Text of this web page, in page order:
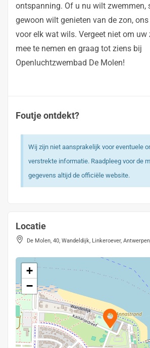
ontspanning. Of u nu wilt zwemmen,
gewoon wilt genieten van de zon,
voor elk wat wils. Vergeet niet om uw
mee te nemen en graag tot ziens bij
Openluchtzwembad De Molen!
Foutje ontdekt?
Wij zijn niet aansprakelijk voor eventuele
verstrekte informatie. Raadpleeg voor de
gegevens altijd de officiële website.
Locatie
De Molen, 40, Wandeldijk, Linkeroever,
+
−